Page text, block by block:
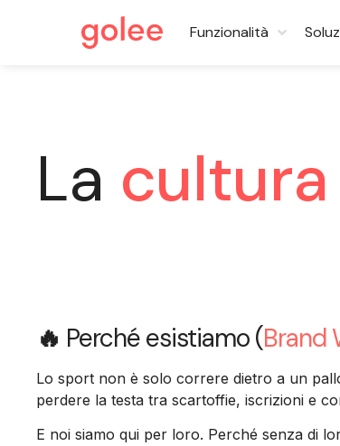
Funzionalità
La cultura
🔥 Perché esistiamo (Brand
Lo sport non è solo correre dietro a un
perdere la testa tra scartoffie, iscrizioni e
E noi siamo qui per loro. Perché senza di